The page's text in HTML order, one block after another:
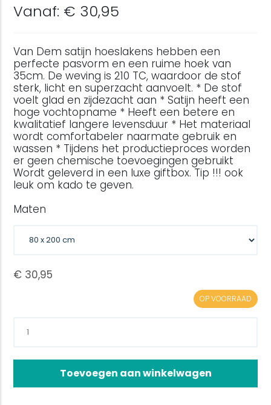
Vanaf: € 30,95
Van Dem satijn hoeslakens hebben een
perfecte pasvorm en een ruime hoek van
35cm. De weving is 210 TC, waardoor de stof
sterk, licht en superzacht aanvoelt. * De stof
voelt glad en zijdezacht aan * Satijn heeft een
hoge vochtopname * Heeft een betere en
kwalitatief langere levensduur * Het materiaal
wordt comfortabeler naarmate gebruik en
wassen * Tijdens het productieproces worden
er geen chemische toevoegingen gebruikt
Wordt geleverd in een luxe giftbox. Tip !!! ook
leuk om kado te geven.
Maten
OP VOORRAAD
Toevoegen aan winkelwagen